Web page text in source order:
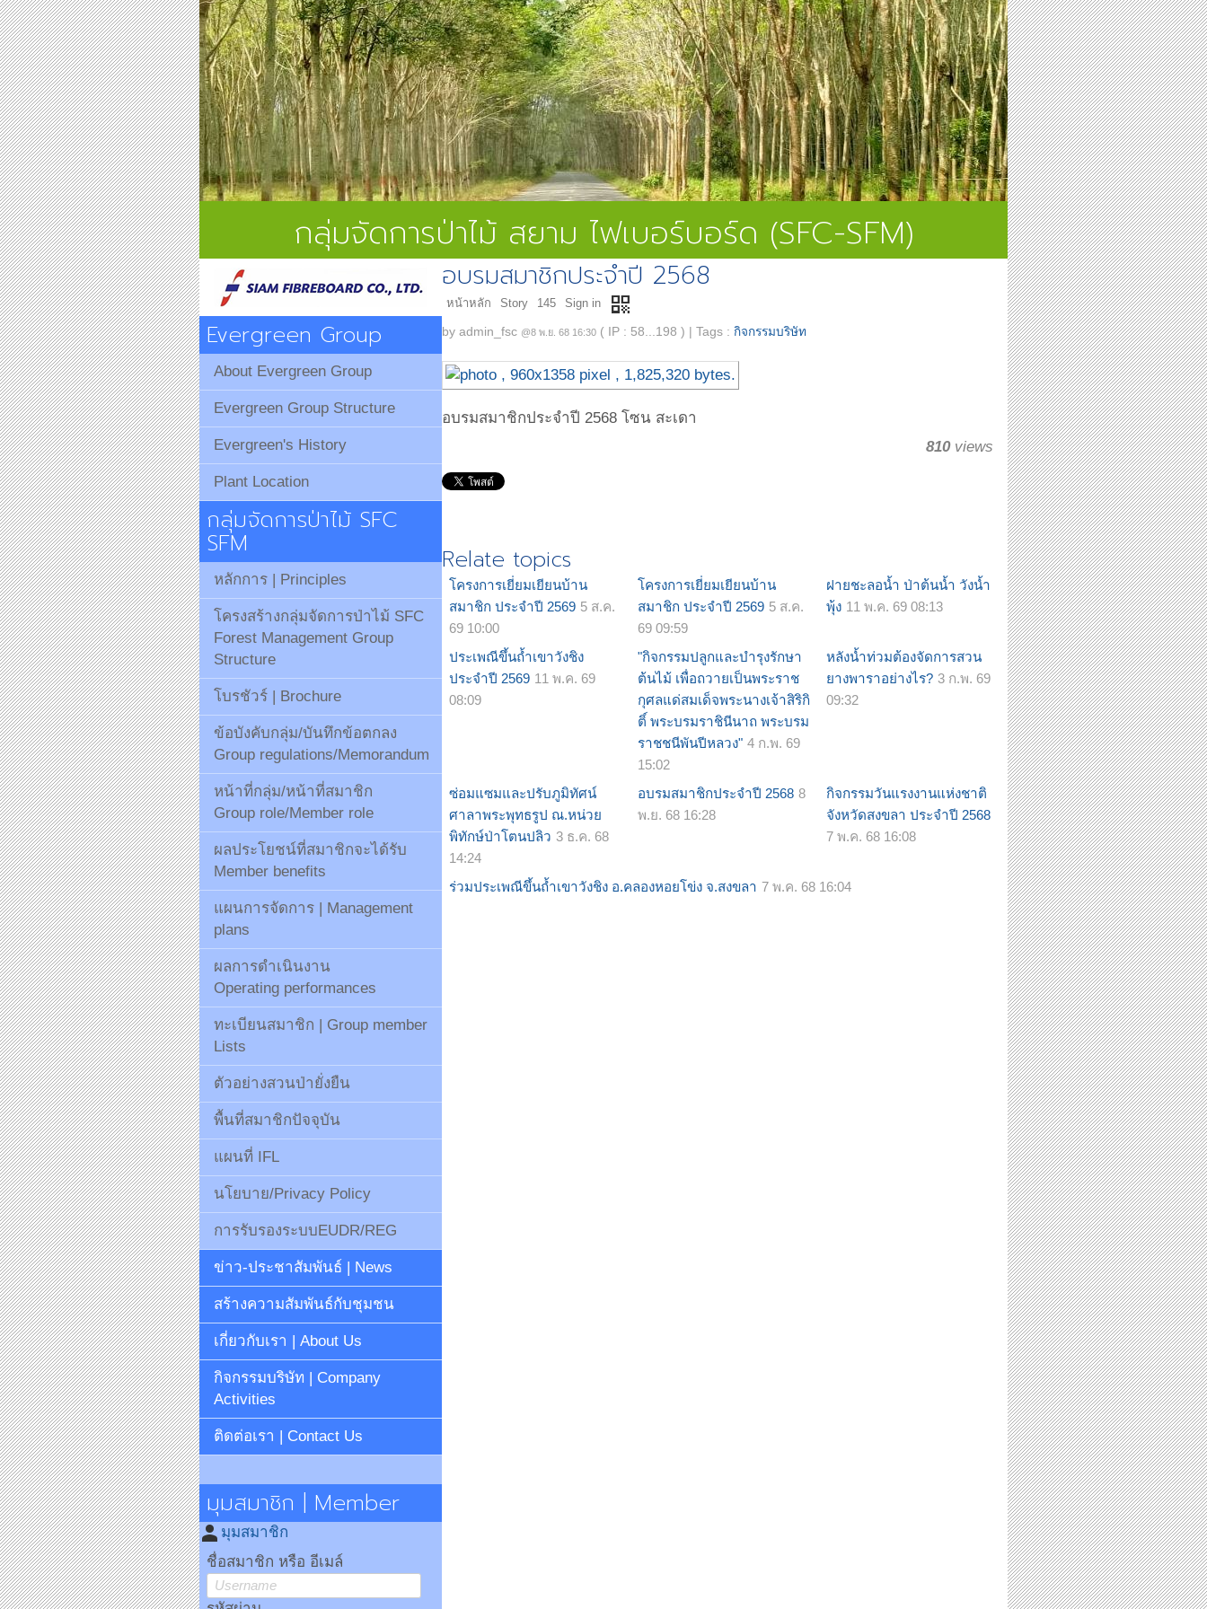
กลุ่มจัดการป่าไม้ สยาม ไฟเบอร์บอร์ด (SFC-SFM)
อบรมสมาชิกประจำปี 2568
หน้าหลัก Story 145 Sign in qr_code
by admin_fsc @8 พ.ย. 68 16:30 ( IP : 58...198 ) Tags : กิจกรรมบริษัท
อบรมสมาชิกประจำปี 2568 โซน สะเดา
810views
Relate topics
โครงการเยี่ยมเยียนบ้าน
สมาชิก ประจำปี 2569 5 ส.ค.
69 10:00
โครงการเยี่ยมเยียนบ้าน
สมาชิก ประจำปี 2569 5 ส.ค.
69 09:59
ฝายชะลอน้ำ ป่าต้นน้ำ วังน้ำ
พุ้ง 11 พ.ค. 69 08:13
ประเพณีขึ้นถ้ำเขาวังชิง
ประจำปี 2569 11 พ.ค. 69
08:09
"กิจกรรมปลูกและบำรุงรักษา
ต้นไม้ เพื่อถวายเป็นพระราช
กุศลแด่สมเด็จพระนางเจ้าสิริกิ
ติ์ พระบรมราชินีนาถ พระบรม
ราชชนีพันปีหลวง" 4 ก.พ. 69
15:02
หลังน้ำท่วมต้องจัดการสวน
ยางพาราอย่างไร? 3 ก.พ. 69
09:32
ซ่อมแซมและปรับภูมิทัศน์
ศาลาพระพุทธรูป ณ.หน่วย
พิทักษ์ป่าโตนปลิว 3 ธ.ค. 68
14:24
อบรมสมาชิกประจำปี 2568 8
พ.ย. 68 16:28
กิจกรรมวันแรงงานแห่งชาติ
จังหวัดสงขลา ประจำปี 2568
7 พ.ค. 68 16:08
ร่วมประเพณีขึ้นถ้ำเขาวังชิง อ.คลองหอยโข่ง จ.สงขลา 7 พ.ค. 68 16:04
Evergreen Group
About Evergreen Group
Evergreen Group Structure
Evergreen's History
Plant Location
กลุ่มจัดการป่าไม้ SFC
SFM
หลักการ | Principles
โครงสร้างกลุ่มจัดการป่าไม้ SFC
Forest Management Group
Structure
โบรชัวร์ | Brochure
ข้อบังคับกลุ่ม/บันทึกข้อตกลง
Group regulations/Memorandum
หน้าที่กลุ่ม/หน้าที่สมาชิก
Group role/Member role
ผลประโยชน์ที่สมาชิกจะได้รับ
Member benefits
แผนการจัดการ | Management
plans
ผลการดำเนินงาน
Operating performances
ทะเบียนสมาชิก | Group member
Lists
ตัวอย่างสวนป่ายั่งยืน
พื้นที่สมาชิกปัจจุบัน
แผนที่ IFL
นโยบาย/Privacy Policy
การรับรองระบบEUDR/REG
ข่าว-ประชาสัมพันธ์ | News
สร้างความสัมพันธ์กับชุมชน
เกี่ยวกับเรา | About Us
กิจกรรมบริษัท | Company
Activities
ติดต่อเรา | Contact Us
มุมสมาชิก | Member
person มุมสมาชิก
ชื่อสมาชิก หรือ อีเมล์